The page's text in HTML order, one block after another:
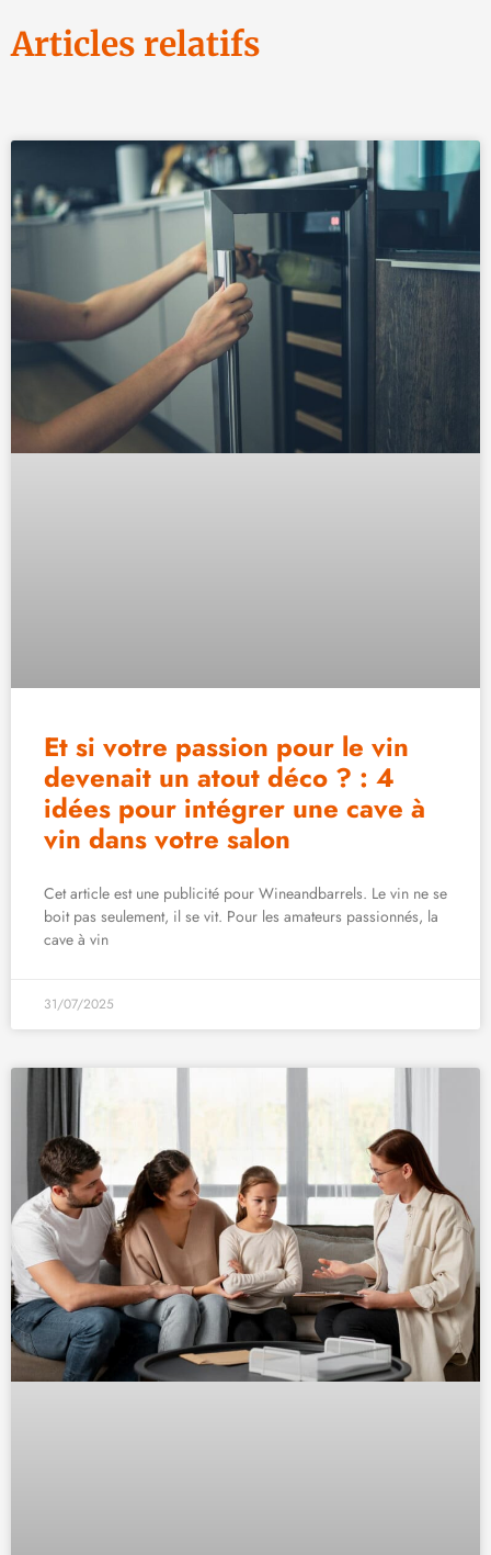
Articles relatifs
Et si votre passion pour le vin
devenait un atout déco ? : 4
idées pour intégrer une cave à
vin dans votre salon
Cet article est une publicité pour Wineandbarrels. Le vin ne se
boit pas seulement, il se vit. Pour les amateurs passionnés, la
cave à vin
31/07/2025